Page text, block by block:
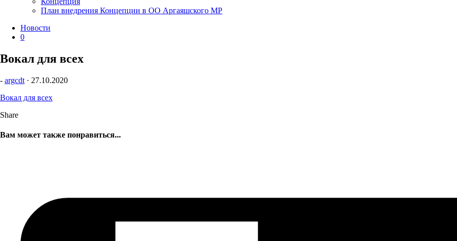
План внедрения Концепции в ОО Аргаяшского МР
Новости
0
Вокал для всех
- argcdt · 27.10.2020
Вокал для всех
Share
Вам может также понравиться...